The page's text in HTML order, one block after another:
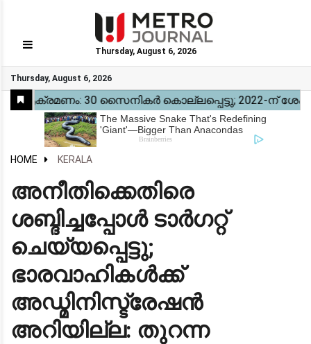
Thursday, August 6, 2026
Thursday, August 6, 2026
GO
Home
Kerala
National
Gulf
World
Sports
Movies
Health
Automobile
Travel
Education
Novel
Business
Technology
Webstory
HOME KERALA
അനീതിക്കെതിരെ
ശബ്ദിച്ചപ്പോൾ ടാർഗറ്റ്
ചെയ്യപ്പെട്ടു;
ഭാരവാഹികൾക്ക്
അഡ്മിനിസ്ട്രേഷൻ
അറിയില്ല: തുറന്ന